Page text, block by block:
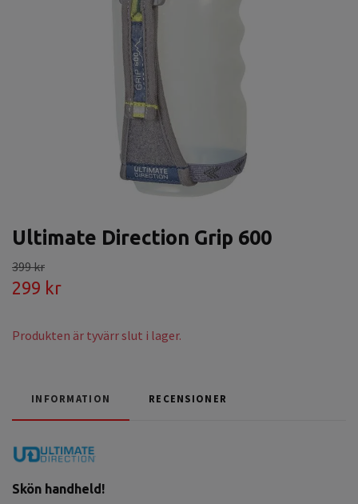
Ultimate Direction Grip 600
399 kr
299 kr
Produkten är tyvärr slut i lager.
INFORMATION RECENSIONER
Skön handheld!